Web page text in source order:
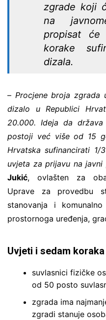
zgrade koji
na
propisat
korake
dizala.
– Procjene broja zgrada
dizalo u Republici
20.000. Ideja da država
postoji već više od 15
Hrvatska sufinancirati 1/
uvjeta za prijavu na javni
Jukić, ovlašten za
Uprave za provedbu
stanovanja i
prostornoga uređenja,
Uvjeti i sedam koraka
suvlasnici fizičke
od 50 posto
zgrada ima
zgradi stanuje